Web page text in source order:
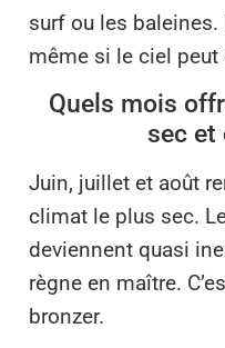
surf ou les
même si le ciel peut
Quels mois
sec et
Juin, juillet et août
climat le plus sec.
deviennent quasi
règne en maître.
bronzer.